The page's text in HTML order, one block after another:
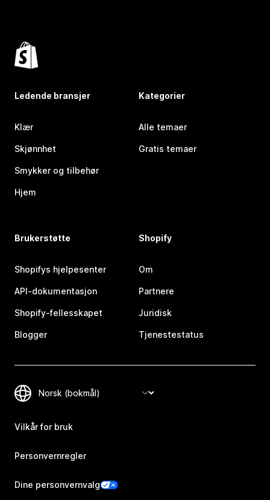
Ledende bransjer
Klær
Skjønnhet
Smykker og tilbehør
Hjem
Kategorier
Alle temaer
Gratis temaer
Brukerstøtte
Shopifys hjelpesenter
API-dokumentasjon
Shopify-fellesskapet
Blogger
Shopify
Om
Partnere
Juridisk
Tjenestestatus
Vilkår for bruk
Personvernregler
Dine personvernvalg